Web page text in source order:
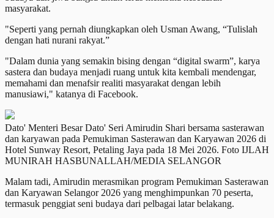
masyarakat.
"Seperti yang pernah diungkapkan oleh Usman Awang, “Tulislah
dengan hati nurani rakyat.”
"Dalam dunia yang semakin bising dengan “digital swarm”, karya
sastera dan budaya menjadi ruang untuk kita kembali mendengar,
memahami dan menafsir realiti masyarakat dengan lebih
manusiawi," katanya di Facebook.
Dato' Menteri Besar Dato' Seri Amirudin Shari bersama sasterawan
dan karyawan pada Pemukiman Sasterawan dan Karyawan 2026 di
Hotel Sunway Resort, Petaling Jaya pada 18 Mei 2026. Foto IJLAH
MUNIRAH HASBUNALLAH/MEDIA SELANGOR
Malam tadi, Amirudin merasmikan program Pemukiman Sasterawan
dan Karyawan Selangor 2026 yang menghimpunkan 70 peserta,
termasuk penggiat seni budaya dari pelbagai latar belakang.